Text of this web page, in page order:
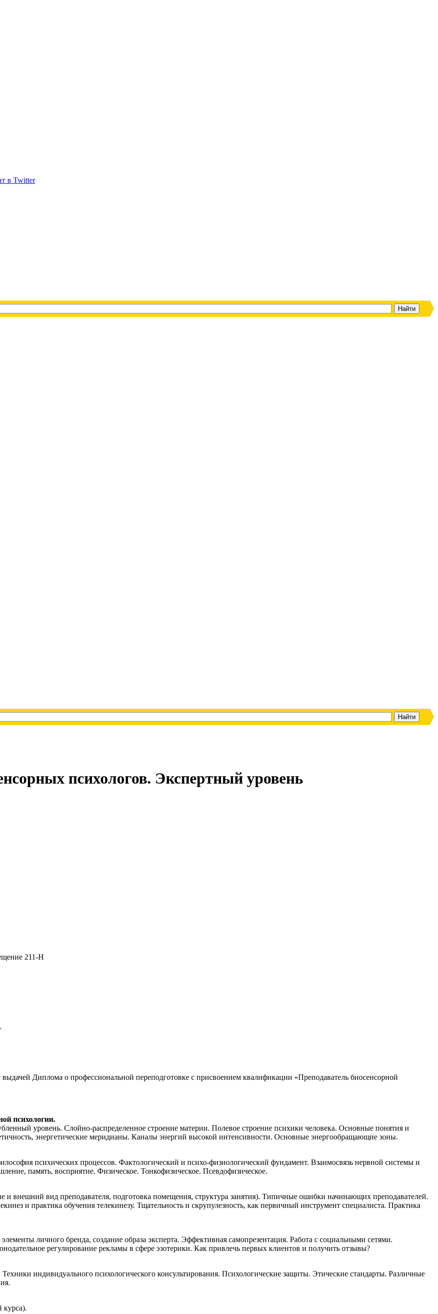
психологов. Экспертный уровень
211-Н
Диплома о профессиональной переподготовке с присвоением квалификации «Преподаватель биосенсорной
психологии.
уровень. Слойно-распределенное строение материи. Полевое строение психики человека. Основные понятия и
энергетические меридианы. Каналы энергий высокой интенсивности. Основные энергообращающие зоны.
психических процессов. Фактологический и психо-физиологический фундамент. Взаимосвязь нервной системы и
память, восприятие. Физическое. Тонкофизическое. Псевдофизическое.
и внешний вид преподавателя, подготовка помещения, структура занятия). Типичные ошибки начинающих преподавателей.
и практика обучения телекинезу. Тщательность и скрупулезность, как первичный инструмент специалиста. Практика
личного бренда, создание образа эксперта. Эффективная самопрезентация. Работа с социальными сетями.
регулирование рекламы в сфере эзотерики. Как привлечь первых клиентов и получить отзывы?
индивидуального психологического консультирования. Психологические защиты. Этические стандарты. Различные
курса).